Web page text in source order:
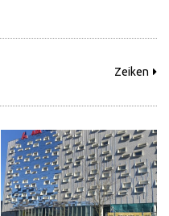
Zeiken